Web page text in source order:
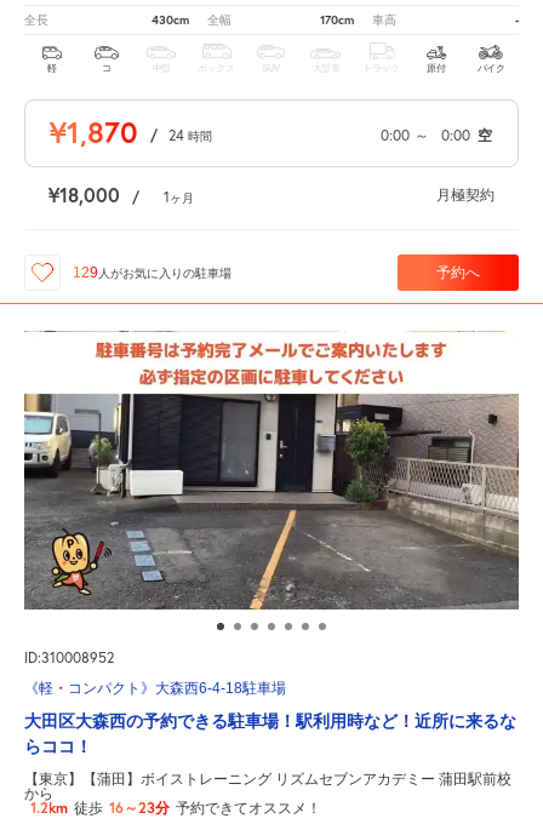
全長 430cm 全幅 170cm 車高 -
軽 コ 中型 ボックス SUV 大型車 トラック 原付 バイク
¥1,870 / 24 時間 0:00 ～ 0:00 空
¥18,000 / 1ヶ月 月極契約
129 人がお気に入りの駐車場 予約へ
ID:310008952
《軽・コンパクト》大森西6-4-18駐車場
大田区大森西の予約できる駐車場！駅利用時など！近所に来るな
らココ！
【東京】【蒲田】ボイストレーニング リズムセブンアカデミー 蒲田駅前校
から
1.2km 徒歩 16～23分 予約できてオススメ！